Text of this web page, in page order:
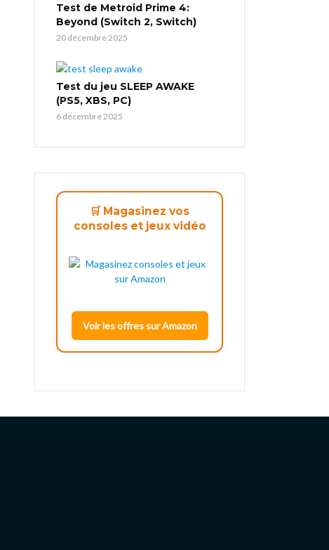
Test de Metroid Prime 4:
Beyond (Switch 2, Switch)
20 décembre 2025
Test du jeu SLEEP AWAKE
(PS5, XBS, PC)
6 décembre 2025
🛒 Magasinez vos
consoles et jeux vidéo
Voir les offres sur Amazon